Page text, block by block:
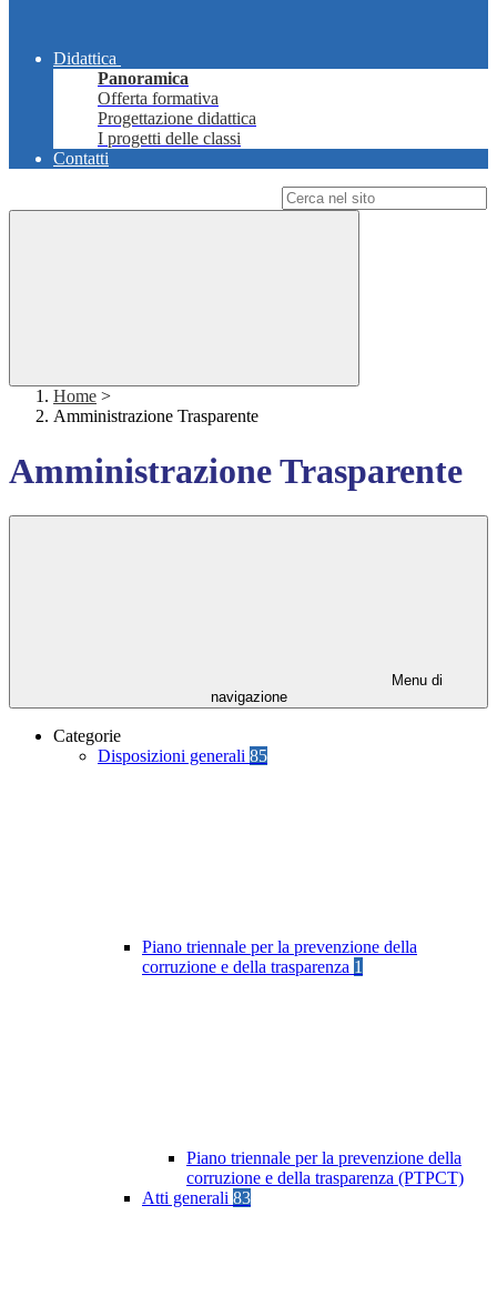
Didattica
Panoramica
Offerta formativa
Progettazione didattica
I progetti delle classi
Contatti
Home >
Amministrazione Trasparente
Amministrazione Trasparente
Menu di
navigazione
Categorie
Disposizioni generali 85
Piano triennale per la prevenzione della
corruzione e della trasparenza 1
Piano triennale per la prevenzione della
corruzione e della trasparenza (PTPCT)
Atti generali 83